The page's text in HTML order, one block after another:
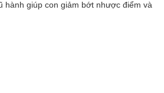
hành giúp con giảm bớt nhược điểm và